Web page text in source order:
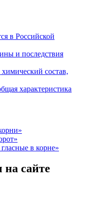
в Российской
и последствия
состав,
характеристика
в корне»
на сайте